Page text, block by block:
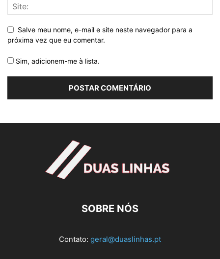
Salve meu nome, e-mail e site neste navegador para a
próxima vez que eu comentar.
Sim, adicionem-me à lista.
SOBRE NÓS
Contato: geral@duaslinhas.pt